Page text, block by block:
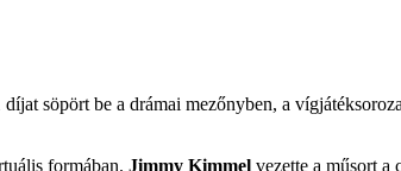
söpört be a drámai mezőnyben, a
formában. Jimmy Kimmel vezette a műsort a